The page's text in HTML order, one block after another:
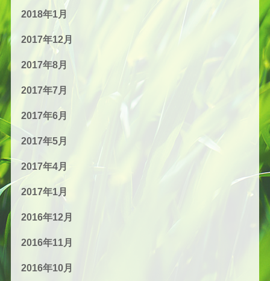
2018年1月
2017年12月
2017年8月
2017年7月
2017年6月
2017年5月
2017年4月
2017年1月
2016年12月
2016年11月
2016年10月